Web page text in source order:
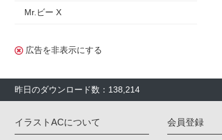
Mr.ビー X
広告を非表示にする
昨日のダウンロード数：138,214
イラストACについて 会員登録